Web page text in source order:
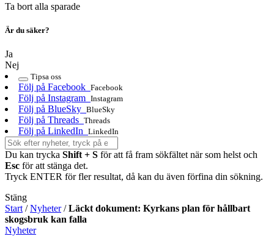
Ta bort alla sparade
Är du säker?
Ja
Nej
Tipsa oss
Följ på Facebook Facebook
Följ på Instagram Instagram
Följ på BlueSky BlueSky
Följ på Threads Threads
Följ på LinkedIn LinkedIn
Du kan trycka Shift + S för att få fram sökfältet när som helst och
Esc för att stänga det.
Tryck ENTER för fler resultat, då kan du även förfina din sökning.
Stäng
Start /Nyheter/Läckt dokument: Kyrkans plan för hållbart
skogsbruk kan falla
Nyheter